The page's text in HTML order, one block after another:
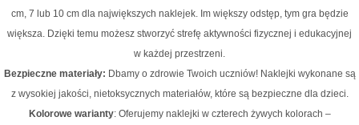
cm, 7 lub 10 cm dla największych naklejek. Im większy odstęp, tym gra będzie
większa. Dzięki temu możesz stworzyć strefę aktywności fizycznej i edukacyjnej
w każdej przestrzeni.
Bezpieczne materiały: Dbamy o zdrowie Twoich uczniów! Naklejki wykonane są
z wysokiej jakości, nietoksycznych materiałów, które są bezpieczne dla dzieci.
Kolorowe warianty: Oferujemy naklejki w czterech żywych kolorach –